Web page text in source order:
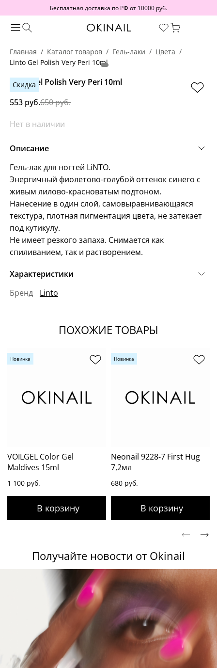
Бесплатная доставка по РФ от 10000 руб.
Главная Каталог товаров Гель-лаки
Цвета
Linto Gel Polish Very Peri 10ml
Скидка
Linto Gel Polish Very Peri 10ml
553 руб.650 руб.
Нет в наличии
Описание
Гель-лак для ногтей LiNTO.
Энергичный фиолетово-голубой оттенок синего с
живым лилово-красноватым подтоном.
Нанесение в один слой, самовыравнивающаяся
текстура, плотная пигментация цвета, не затекает
под кутикулу.
Не имеет резкого запаха. Снимается как
спиливанием, так и растворением.
Характеристики
Бренд
Linto
ПОХОЖИЕ ТОВАРЫ
Новинка
VOILGEL Color Gel
Maldives 15ml
1 100 руб.
Новинка
Neonail 9228-7 First Hug
7,2мл
680 руб.
Получайте новости от Okinail